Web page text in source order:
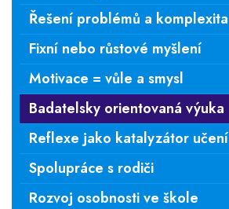
Řešení problémů a komplexita
Fixní nebo růstové myšlení
Motivace = vůle a smysl
Badatelsky orientovaná výuka
Reflexe jako katalyzátor učení
Spolupráce s rodiči
Rozvoj osobnosti ve škole